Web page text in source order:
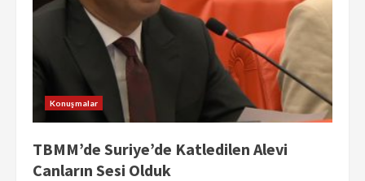
Konuşmalar
TBMM’de Suriye’de Katledilen Alevi
Canların Sesi Olduk